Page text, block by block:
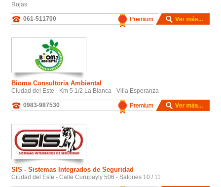
Rojas
061-511700
Bioma Consultoria Ambiental
Ciudad del Este - Km 5 1/2 La Blanca - Villa Esperanza
0983-987530
SIS - Sistemas Integrados de Seguridad
Ciudad del Este - Calle Curupayty 506 - Salones 10 / 11